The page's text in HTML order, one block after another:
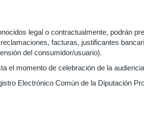
legal o contractualmente, podrán
facturas, justificantes
del consumidor/usuario).
el momento de celebración de la
Electrónico Común de la Diputación